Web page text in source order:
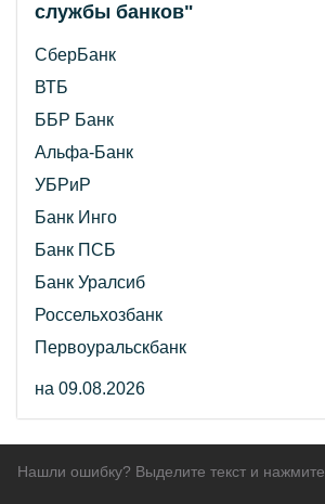
службы банков"
СберБанк
ВТБ
ББР Банк
Альфа-Банк
УБРиР
Банк Инго
Банк ПСБ
Банк Уралсиб
Россельхозбанк
Первоуральскбанк
на 09.08.2026
Нашли ошибку? Выделите текст и нажмите